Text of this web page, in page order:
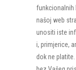
funkcionalnih
našoj web
unositi iste
i, primjerice,
dok ne